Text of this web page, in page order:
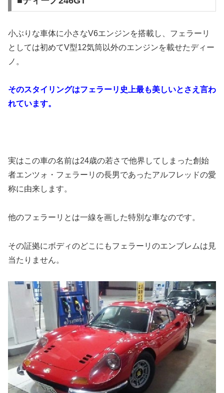
小ぶりな車体に小さなV6エンジンを搭載し、フェラーリ
としては初めてV型12気筒以外のエンジンを載せたディー
ノ。
そのスタイリングはフェラーリ史上最も美しいとさえ言わ
れています。
実はこの車の名前は24歳の若さで他界してしまった創始
者エンツォ・フェラーリの長男であったアルフレッドの愛
称に由来します。
他のフェラーリとは一線を画した特別な車なのです。
その証拠にボディのどこにもフェラーリのエンブレムは見
当たりません。